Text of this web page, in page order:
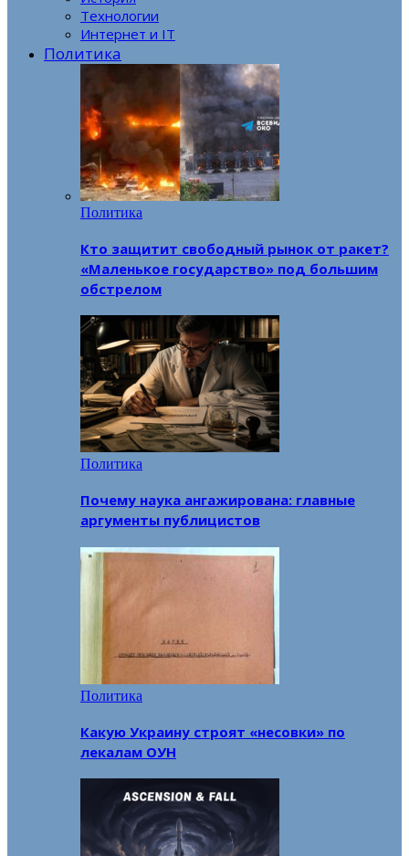
Технологии
Интернет и IT
Политика
Политика
Кто защитит свободный рынок от ракет?
«Маленькое государство» под большим
обстрелом
Политика
Почему наука ангажирована: главные
аргументы публицистов
Политика
Какую Украину строят «несовки» по
лекалам ОУН